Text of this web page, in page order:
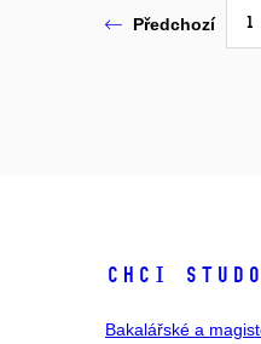
Předchozí 1
Chci
Bakalářské a